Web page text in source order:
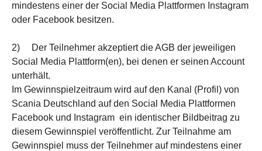
mindestens einer der Social Media Plattformen Instagram
oder Facebook besitzen.
2) Der Teilnehmer akzeptiert die AGB der jeweiligen
Social Media Plattform(en), bei denen er seinen Account
unterhält.
Im Gewinnspielzeitraum wird auf den Kanal (Profil) von
Scania Deutschland auf den Social Media Plattformen
Facebook und Instagram ein identischer Bildbeitrag zu
diesem Gewinnspiel veröffentlicht. Zur Teilnahme am
Gewinnspiel muss der Teilnehmer auf mindestens einer